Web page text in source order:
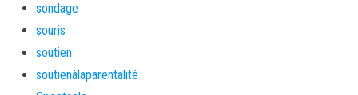
sondage
souris
soutien
soutienàlaparentalité